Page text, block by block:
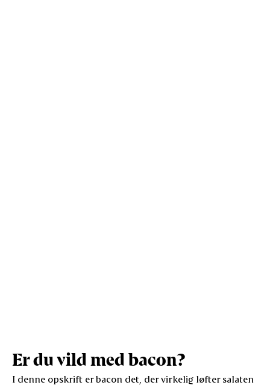
Er du vild med bacon?
I denne opskrift er bacon det, der virkelig løfter salaten